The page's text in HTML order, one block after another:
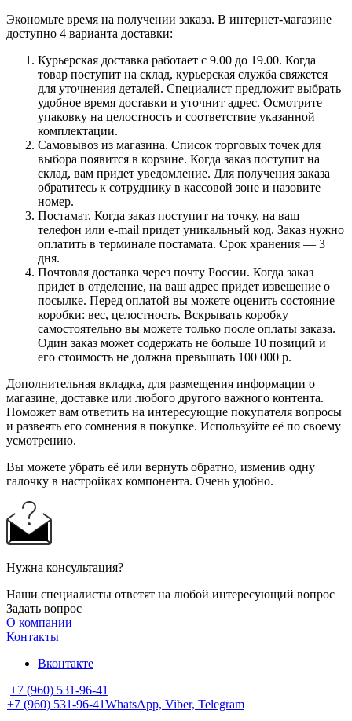
Экономьте время на получении заказа. В интернет-магазине
доступно 4 варианта доставки:
Курьерская доставка работает с 9.00 до 19.00. Когда
товар поступит на склад, курьерская служба свяжется
для уточнения деталей. Специалист предложит выбрать
удобное время доставки и уточнит адрес. Осмотрите
упаковку на целостность и соответствие указанной
комплектации.
Самовывоз из магазина. Список торговых точек для
выбора появится в корзине. Когда заказ поступит на
склад, вам придет уведомление. Для получения заказа
обратитесь к сотруднику в кассовой зоне и назовите
номер.
Постамат. Когда заказ поступит на точку, на ваш
телефон или e-mail придет уникальный код. Заказ нужно
оплатить в терминале постамата. Срок хранения — 3
дня.
Почтовая доставка через почту России. Когда заказ
придет в отделение, на ваш адрес придет извещение о
посылке. Перед оплатой вы можете оценить состояние
коробки: вес, целостность. Вскрывать коробку
самостоятельно вы можете только после оплаты заказа.
Один заказ может содержать не больше 10 позиций и
его стоимость не должна превышать 100 000 р.
Дополнительная вкладка, для размещения информации о
магазине, доставке или любого другого важного контента.
Поможет вам ответить на интересующие покупателя вопросы
и развеять его сомнения в покупке. Используйте её по своему
усмотрению.
Вы можете убрать её или вернуть обратно, изменив одну
галочку в настройках компонента. Очень удобно.
Нужна консультация?
Наши специалисты ответят на любой интересующий вопрос
Задать вопрос
О компании
Контакты
Вконтакте
+7 (960) 531-96-41
+7 (960) 531-96-41WhatsApp, Viber, Telegram